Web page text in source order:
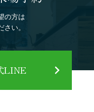
の方は
い。
LINE